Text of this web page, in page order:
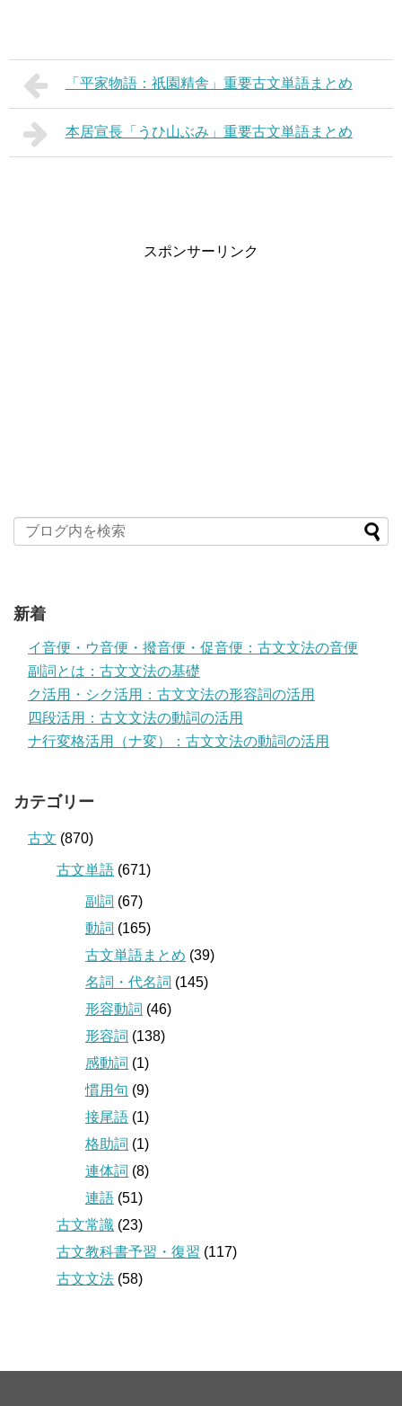
「平家物語：祇園精舎」重要古文単語まとめ
本居宣長「うひ山ぶみ」重要古文単語まとめ
スポンサーリンク
新着
イ音便・ウ音便・撥音便・促音便：古文文法の音便
副詞とは：古文文法の基礎
ク活用・シク活用：古文文法の形容詞の活用
四段活用：古文文法の動詞の活用
ナ行変格活用（ナ変）：古文文法の動詞の活用
カテゴリー
古文 (870)
古文単語 (671)
副詞 (67)
動詞 (165)
古文単語まとめ (39)
名詞・代名詞 (145)
形容動詞 (46)
形容詞 (138)
感動詞 (1)
慣用句 (9)
接尾語 (1)
格助詞 (1)
連体詞 (8)
連語 (51)
古文常識 (23)
古文教科書予習・復習 (117)
古文文法 (58)